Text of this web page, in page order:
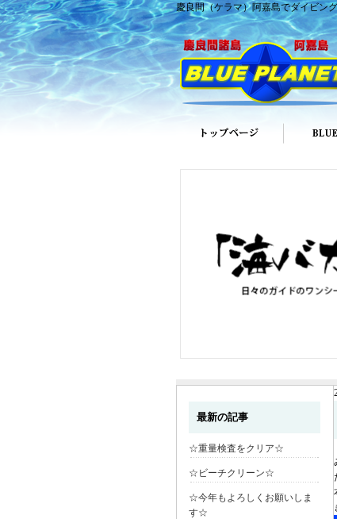
慶良間（ケラマ）阿嘉島でダイビン
最新の記事
☆重量検査をクリア☆
☆ビーチクリーン☆
☆今年もよろしくお願いしま
す☆